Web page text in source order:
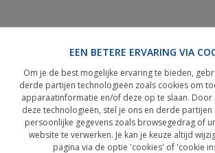
REFERENTIES
GRATIS
OVER CHASE
LOGIN
EEN BETERE ERVARING VIA
Om je de best mogelijke ervaring te bieden,
derde partijen technologieën zoals cookies om
apparaatinformatie en/of deze op te slaan. Door
deze technologieën, stel je ons en derde
persoonlijke gegevens zoals browsegedrag of
website te verwerken. Je kan je keuze altijd
pagina via de optie 'cookies' of 'cookie